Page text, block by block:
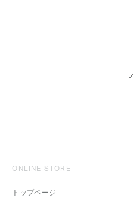
ONLINE STORE
トップページ